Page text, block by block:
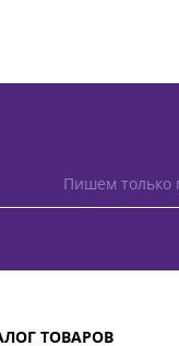
Пишем только
ТОВАРОВ